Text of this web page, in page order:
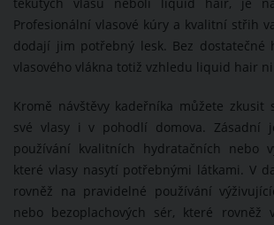
tekutých vlasů neboli liquid hair, je
Profesionální vlasové kúry a kvalitní střih
dodají jim potřebný lesk. Bez dostatečné
vlasového vlákna totiž vzhledu liquid hair
Kromě návštěvy kadeřníka můžete zkusit
své vlasy i v pohodlí domova. Zásadní
používání kvalitních hydratačních nebo
které vlasy nasytí potřebnými látkami. V
rovněž na pravidelné používání
nebo bezoplachových sér, které rovněž